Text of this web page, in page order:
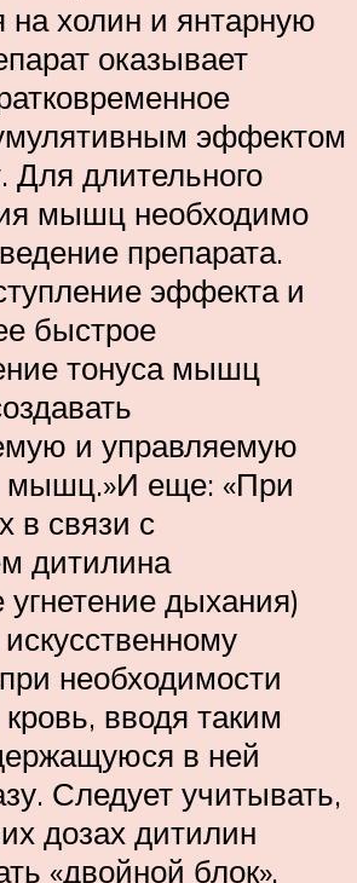
на холин и янтарную
оказывает
эффектом
Для длительного
мышц необходимо
препарата.
эффекта и
быстрое
тонуса мышц
и управляемую
мышц.»И еще: «При
в связи с
дитилина
угнетение дыхания)
необходимости
вводя таким
в ней
Следует учитывать,
дозах дитилин
«двойной блок»,